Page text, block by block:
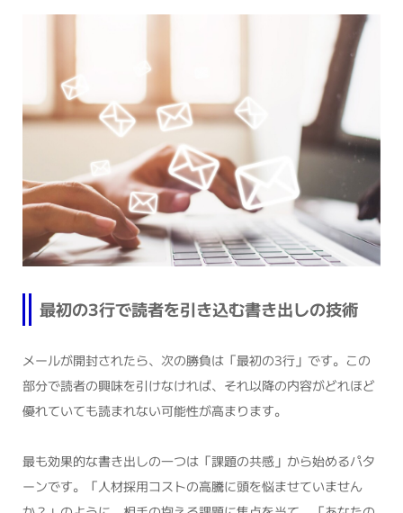
最初の3行で読者を引き込む書き出しの技術
メールが開封されたら、次の勝負は「最初の3行」です。この
部分で読者の興味を引けなければ、それ以降の内容がどれほど
優れていても読まれない可能性が高まります。
最も効果的な書き出しの一つは「課題の共感」から始めるパタ
ーンです。「人材採用コストの高騰に頭を悩ませていません